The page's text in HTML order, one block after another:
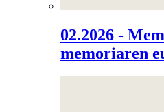
02.2026 -
memoriaren